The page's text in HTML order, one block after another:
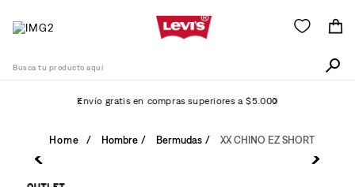
Envío gratis en compras superiores a $5.000
Hombre Bermudas XX CHINO EZ SHORT
Términos Más Buscados
511